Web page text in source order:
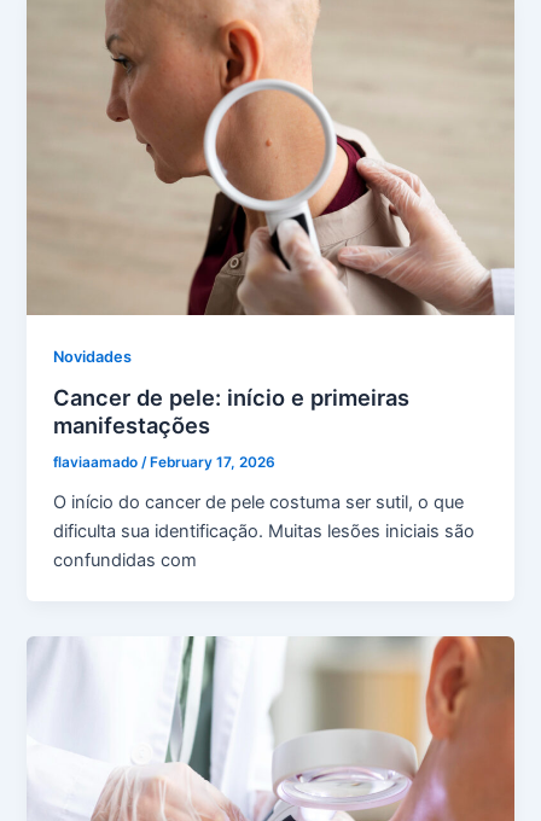
Novidades
Cancer de pele: início e primeiras
manifestações
flaviaamado/ February 17, 2026
O início do cancer de pele costuma ser sutil, o que
dificulta sua identificação. Muitas lesões iniciais são
confundidas com